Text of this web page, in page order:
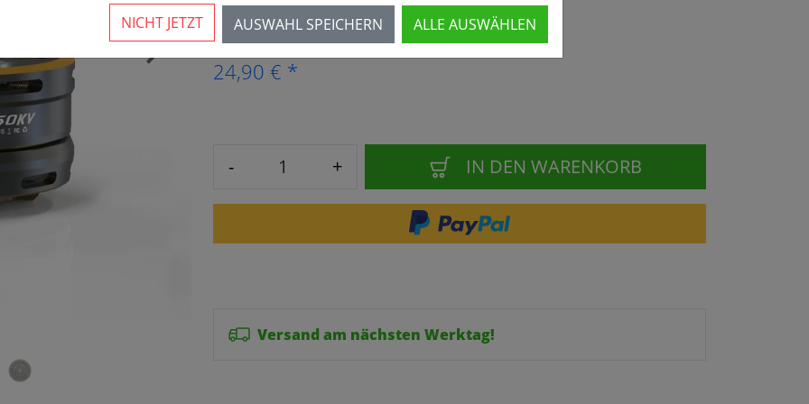
› 24,90 € *
- + IN DEN WARENKORB
Versand am nächsten Werktag!
AUSWAHL SPEICHERN ALLE AUSWÄHLEN
NICHT JETZT